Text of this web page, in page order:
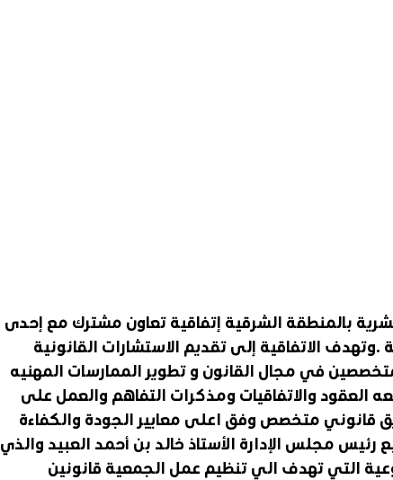
بالمنطقة الشرقية إتفاقية تعاون مشترك مع إحدى
.وتهدف الاتفاقية إلى تقديم الاستشارات القانونية
في مجال القانون و تطوير الممارسات المهنيه
العقود والاتفاقيات ومذكرات التفاهم والعمل على
قانوني متخصص وفق اعلى معايير الجودة والكفاءة
رئيس مجلس الإدارة الأستاذ خالد بن أحمد العبيد والذي
التي تهدف الي تنظيم عمل الجمعية قانونين